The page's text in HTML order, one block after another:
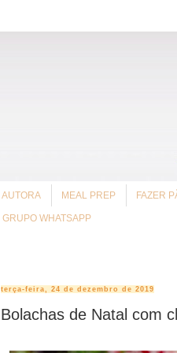
AUTORA MEAL PREP FAZER
GRUPO WHATSAPP
terça-feira, 24 de dezembro de 2019
Bolachas de Natal com